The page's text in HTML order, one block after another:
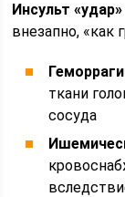
Инсульт «удар»
внезапно, «как
ткани
сосуда